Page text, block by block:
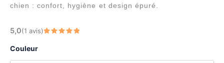
prix :
chien : confort, hygiène et design épuré.
5,0(1 avis)
Couleur
quantité
Gamelle
double